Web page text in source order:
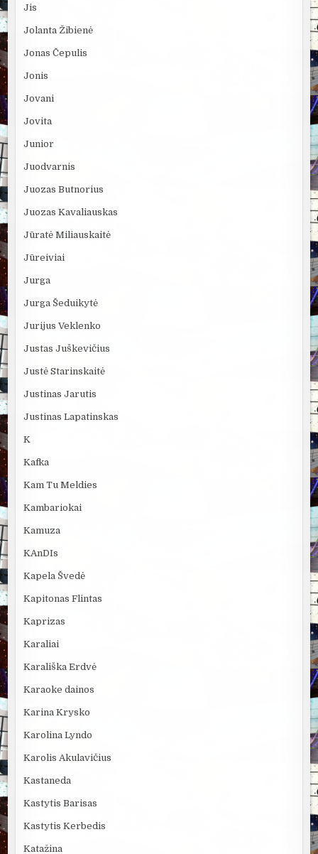
Jis
Jolanta Žibienė
Jonas Čepulis
Jonis
Jovani
Jovita
Junior
Juodvarnis
Juozas Butnorius
Juozas Kavaliauskas
Jūratė Miliauskaitė
Jūreiviai
Jurga
Jurga Šeduikytė
Jurijus Veklenko
Justas Juškevičius
Justė Starinskaitė
Justinas Jarutis
Justinas Lapatinskas
K
Kafka
Kam Tu Meldies
Kambariokai
Kamuza
KAnDIs
Kapela Švedė
Kapitonas Flintas
Kaprizas
Karaliai
Karališka Erdvė
Karaoke dainos
Karina Krysko
Karolina Lyndo
Karolis Akulavičius
Kastaneda
Kastytis Barisas
Kastytis Kerbedis
Katažina